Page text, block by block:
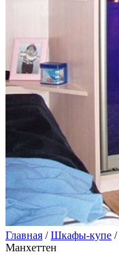
Главная /Шкафы-купе /
Манхеттен